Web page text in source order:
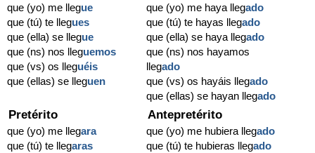
que (yo) me llegue
que (tú) te llegues
que (ella) se llegue
que (ns) nos lleguemos
que (vs) os lleguéis
que (ellas) se lleguen
que (yo) me haya llegado
que (tú) te hayas llegado
que (ella) se haya llegado
que (ns) nos hayamos
llegado
que (vs) os hayáis llegado
que (ellas) se hayan llegado
Pretérito
que (yo) me llegara
que (tú) te llegaras
Antepretérito
que (yo) me hubiera llegado
que (tú) te hubieras llegado